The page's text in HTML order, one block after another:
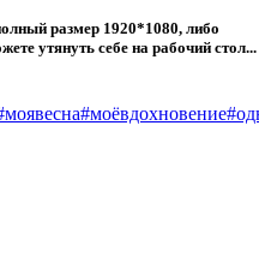
размер 1920*1080, либо
утянуть себе на рабочий стол...
#моёвдохновение